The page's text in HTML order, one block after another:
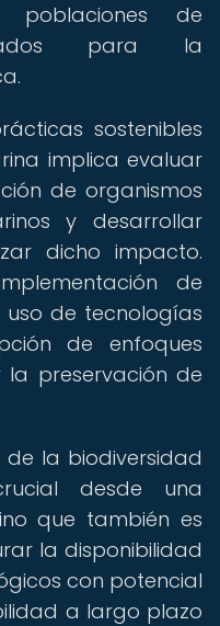
poblaciones de
para la
sostenibles
implica evaluar
de organismos
y desarrollar
dicho impacto.
de
de tecnologías
de enfoques
preservación de
de la biodiversidad
desde una
que también es
la disponibilidad
con potencial
a largo plazo